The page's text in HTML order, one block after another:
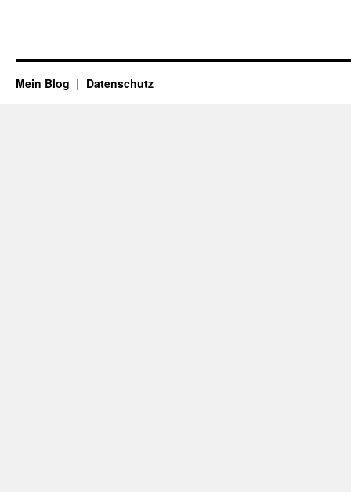
Mein Blog Datenschutz